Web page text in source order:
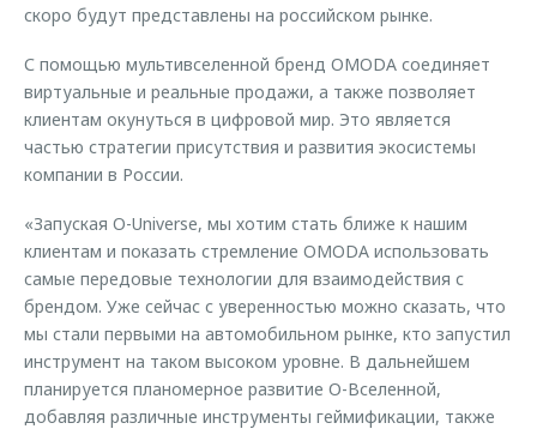
скоро будут представлены на российском рынке.
С помощью мультивселенной бренд OMODA соединяет
виртуальные и реальные продажи, а также позволяет
клиентам окунуться в цифровой мир. Это является
частью стратегии присутствия и развития экосистемы
компании в России.
«Запуская O-Universe, мы хотим стать ближе к нашим
клиентам и показать стремление OMODA использовать
самые передовые технологии для взаимодействия с
брендом. Уже сейчас с уверенностью можно сказать, что
мы стали первыми на автомобильном рынке, кто запустил
инструмент на таком высоком уровне. В дальнейшем
планируется планомерное развитие О-Вселенной,
добавляя различные инструменты геймификации, также